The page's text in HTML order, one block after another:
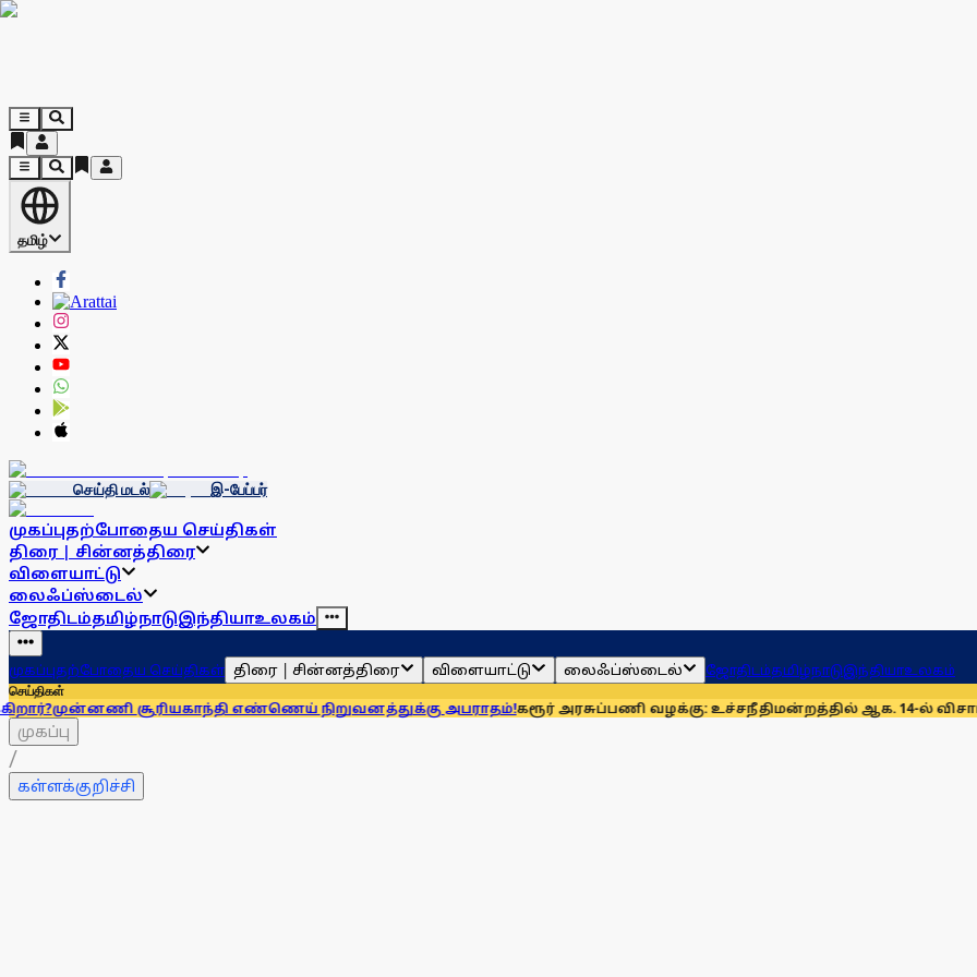
தமிழ்
செய்தி மடல் இ-பேப்பர்
முகப்புதற்போதைய செய்திகள்
திரை | சின்னத்திரை
விளையாட்டு
லைஃப்ஸ்டைல்
ஜோதிடம்தமிழ்நாடுஇந்தியாஉலகம்
முகப்புதற்போதைய செய்திகள் திரை | சின்னத்திரை விளையாட்டு லைஃப்ஸ்டைல் ஜோதிடம்தமிழ்நாடுஇந்தியாஉலகம்
செய்திகள்
சூரியகாந்தி எண்ணெய் நிறுவனத்துக்கு அபராதம்!கரூர் அரசுப்பணி வழக்கு: உச்சநீதிமன்றத்தில் ஆக. 14-ல் விசாரணை
முகப்பு
/
கள்ளக்குறிச்சி